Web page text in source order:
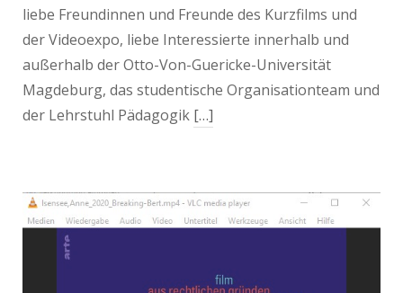
liebe Freundinnen und Freunde des Kurzfilms und
der Videoexpo, liebe Interessierte innerhalb und
außerhalb der Otto-Von-Guericke-Universität
Magdeburg, das studentische Organisationteam und
der Lehrstuhl Pädagogik […]